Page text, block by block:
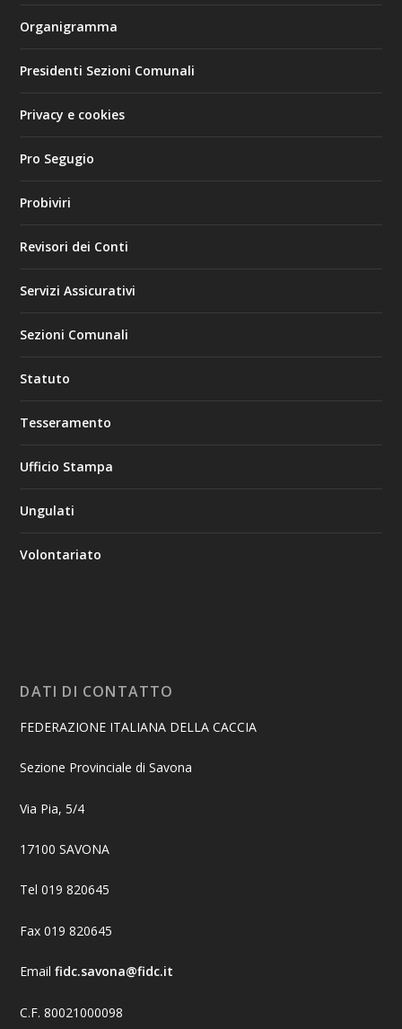
Organigramma
Presidenti Sezioni Comunali
Privacy e cookies
Pro Segugio
Probiviri
Revisori dei Conti
Servizi Assicurativi
Sezioni Comunali
Statuto
Tesseramento
Ufficio Stampa
Ungulati
Volontariato
DATI DI CONTATTO
FEDERAZIONE ITALIANA DELLA CACCIA
Sezione Provinciale di Savona
Via Pia, 5/4
17100 SAVONA
Tel 019 820645
Fax 019 820645
Emailfidc.savona@fidc.it
C.F. 80021000098